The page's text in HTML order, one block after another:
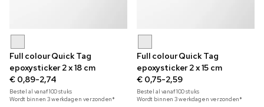
Full colour Quick Tag
epoxysticker 2 x 18 cm
€ 0,89-2,74
Bestel al vanaf100stuks
Wordt binnen 3 werkdagen verzonden*
Full colour Quick Tag
epoxysticker 2 x 15 cm
€ 0,75-2,59
Bestel al vanaf100stuks
Wordt binnen 3 werkdagen verzonden*